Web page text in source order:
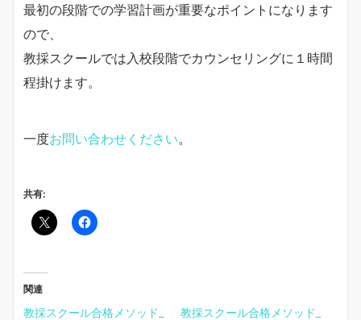
最初の段階での学習計画が重要なポイントになります
ので、
教採スクールでは入校段階でカウンセリングに１時間
程掛けます。
一度お問い合わせください。
共有:
関連
教採スクール合格メソッド_
教採スクール合格メソッド_